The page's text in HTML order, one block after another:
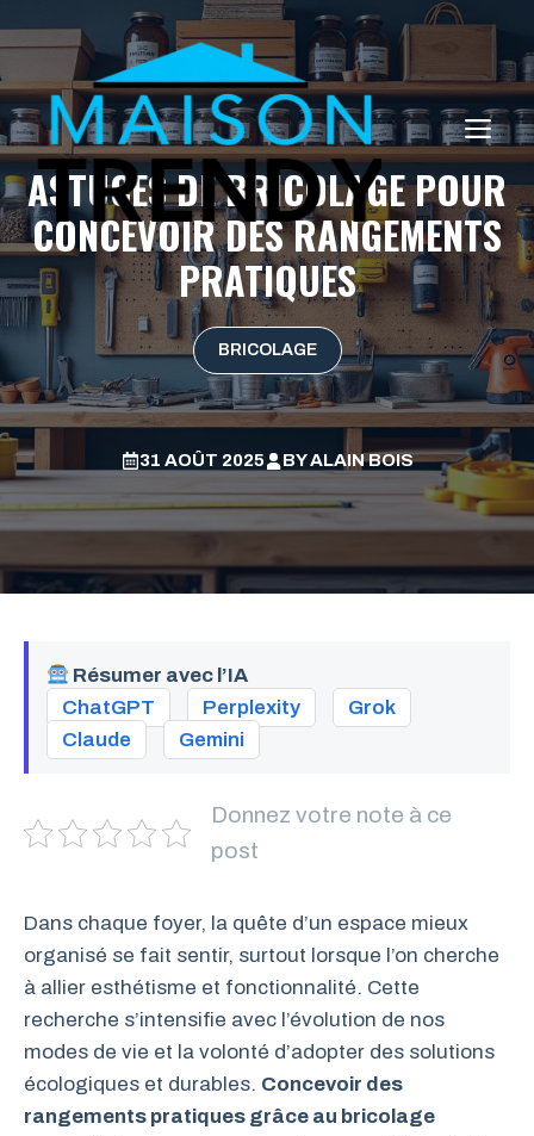
au
contenu
ASTUCES DE BRICOLAGE POUR
CONCEVOIR DES RANGEMENTS
PRATIQUES
BRICOLAGE
31 AOÛT 2025 BYALAIN BOIS
Résumer avec l’IA
ChatGPT
Perplexity
Grok
Claude
Gemini
Donnez votre note à ce
post
Dans chaque foyer, la quête d’un espace mieux
organisé se fait sentir, surtout lorsque l’on cherche
à allier esthétisme et fonctionnalité. Cette
recherche s’intensifie avec l’évolution de nos
modes de vie et la volonté d’adopter des solutions
écologiques et durables. Concevoir des
rangements pratiques grâce au bricolage